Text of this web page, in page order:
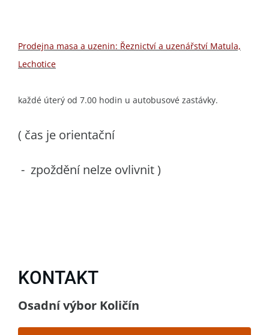
Prodejna masa a uzenin: Řeznictví a uzenářství Matula,
Lechotice
každé úterý od 7.00 hodin u autobusové zastávky.
( čas je orientační
- zpoždění nelze ovlivnit )
KONTAKT
Osadní výbor Količín